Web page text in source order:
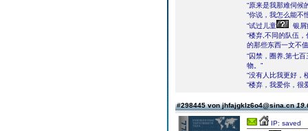
“原来是我那难伺候
“你说，我怎么能不
“试过儿童
银屑
“楼弃,不同的队伍
的那些东西一文不
“囚禁，圈养,第七百
物。”
“没有人比我更好，
“楼弃，我爱你，很
#298445 von jhfajgklz6o4@sina.cn
IP: saved